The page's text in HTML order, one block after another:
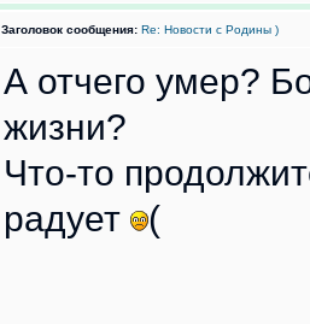
Заголовок сообщения: Re: Новости с Родины )
А отчего умер?
жизни?
Что-то
радует
(